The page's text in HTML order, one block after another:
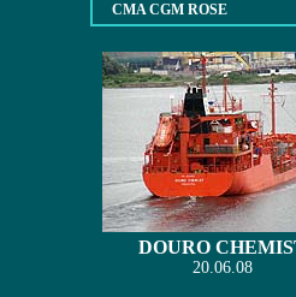
CMA CGM ROSE
DOURO
20.06.08